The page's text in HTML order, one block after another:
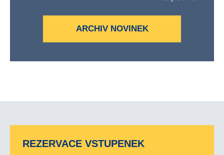
ARCHIV NOVINEK
REZERVACE VSTUPENEK